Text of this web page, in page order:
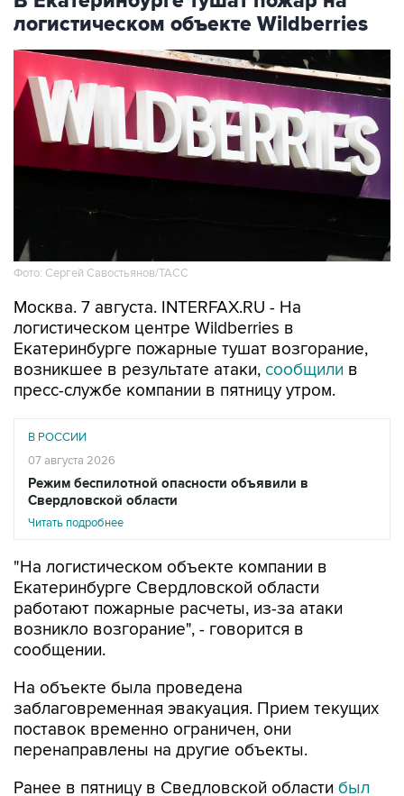
Москва. 7 августа. INTERFAX.RU - На
Екатеринбурге пожарные тушат возгорание,
возникшее в результате атаки,сообщили
пресс-службе компании в пятницу утром.
В РОССИИ
Режим беспилотной опасности объявили в
Свердловской области
Читать подробнее
"На логистическом объекте компании в
работают пожарные расчеты, из-за атаки
возникло возгорание", - говорится в
сообщении.
На объекте была проведена
поставок временно ограничен, они
перенаправлены на другие объекты.
Ранее в пятницу в Сведловской области